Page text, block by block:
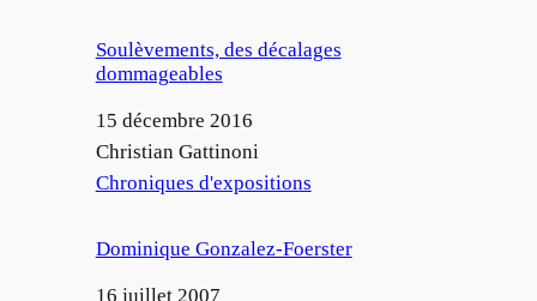
Soulèvements, des décalages
dommageables
Date
15 décembre 2016
Auteur
Christian Gattinoni
Par rapport à
Chroniques d'expositions
Dominique Gonzalez-Foerster
Date
16 juillet 2007